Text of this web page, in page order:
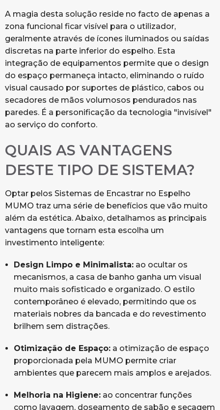
A magia desta solução reside no facto de apenas a
zona funcional ficar visível para o utilizador,
geralmente através de ícones iluminados ou saídas
discretas na parte inferior do espelho. Esta
integração de equipamentos permite que o design
do espaço permaneça intacto, eliminando o ruído
visual causado por suportes de plástico, cabos ou
secadores de mãos volumosos pendurados nas
paredes. É a personificação da tecnologia "invisível"
ao serviço do conforto.
QUAIS AS VANTAGENS
DESTE TIPO DE SISTEMA?
Optar pelos Sistemas de Encastrar no Espelho
MUMO traz uma série de benefícios que vão muito
além da estética. Abaixo, detalhamos as principais
vantagens que tornam esta escolha um
investimento inteligente:
Design Limpo e Minimalista:ao ocultar os
mecanismos, a casa de banho ganha um visual
muito mais sofisticado e organizado. O estilo
contemporâneo é elevado, permitindo que os
materiais nobres da bancada e do revestimento
brilhem sem distrações.
Otimização de Espaço:a otimização de espaço
proporcionada pela MUMO permite criar
ambientes que parecem mais amplos e arejados.
Melhoria na Higiene:ao concentrar funções
como lavagem, doseamento de sabão e secagem